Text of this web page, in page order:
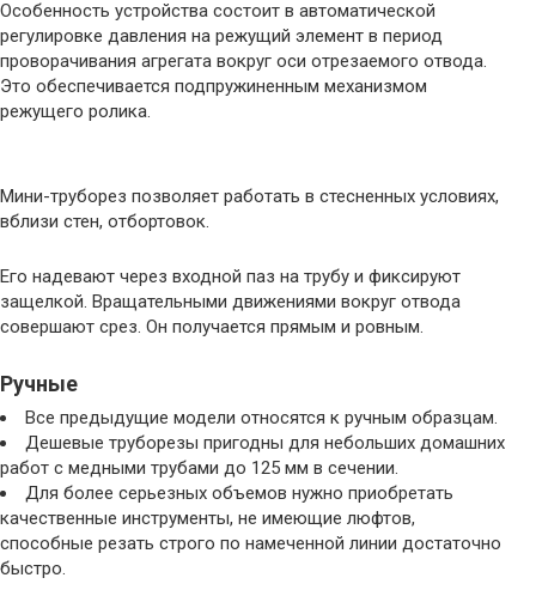
Особенность устройства состоит в автоматической
регулировке давления на режущий элемент в период
проворачивания агрегата вокруг оси отрезаемого отвода.
Это обеспечивается подпружиненным механизмом
режущего ролика.
Мини-труборез позволяет работать в стесненных условиях,
вблизи стен, отбортовок.
Его надевают через входной паз на трубу и фиксируют
защелкой. Вращательными движениями вокруг отвода
совершают срез. Он получается прямым и ровным.
Ручные
Все предыдущие модели относятся к ручным образцам.
Дешевые труборезы пригодны для небольших домашних
работ с медными трубами до 125 мм в сечении.
Для более серьезных объемов нужно приобретать
качественные инструменты, не имеющие люфтов,
способные резать строго по намеченной линии достаточно
быстро.